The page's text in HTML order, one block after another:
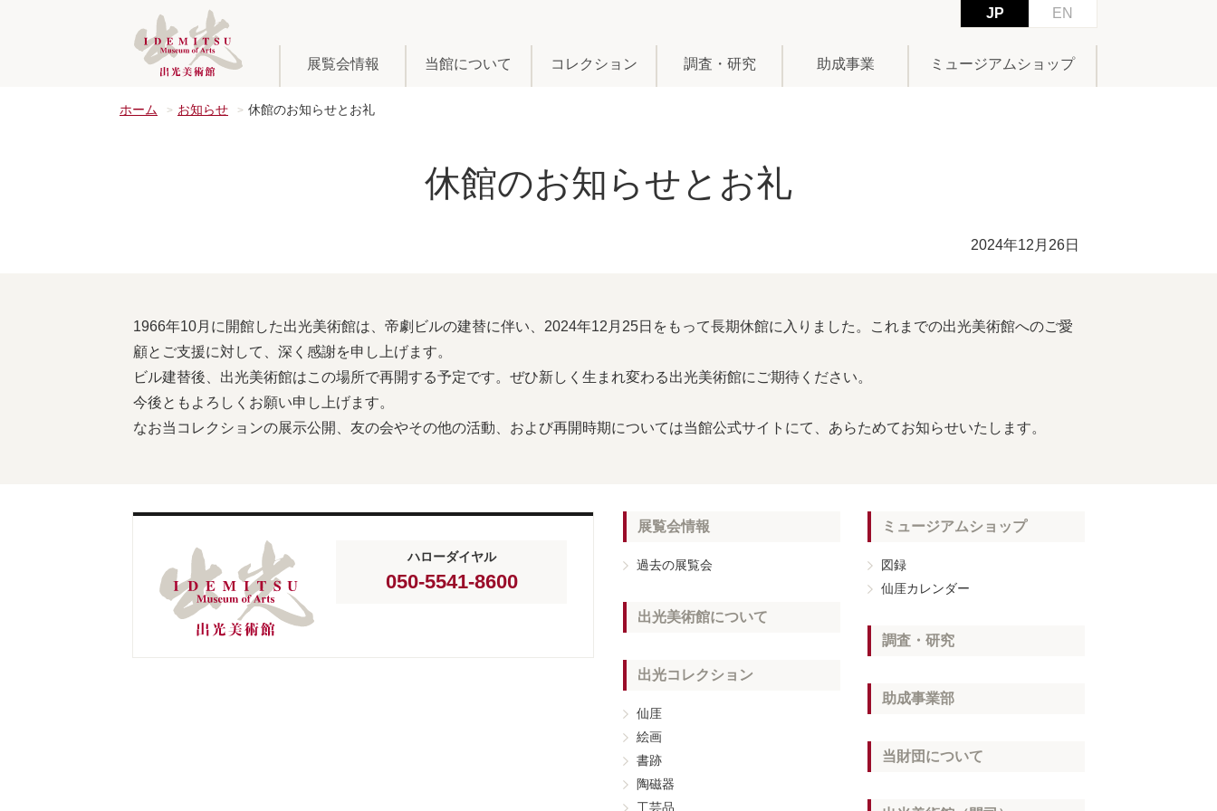
JP EN
展覧会情報 当館について コレクション 調査・研究 助成事業 ミュージアムショップ
ホーム お知らせ 休館のお知らせとお礼
休館のお知らせとお礼
2024年12月26日
1966年10月に開館した出光美術館は、帝劇ビルの建替に伴い、2024年12月25日をもって長期休館に入りました。これまでの出光美術館へのご愛
顧とご支援に対して、深く感謝を申し上げます。
ビル建替後、出光美術館はこの場所で再開する予定です。ぜひ新しく生まれ変わる出光美術館にご期待ください。
今後ともよろしくお願い申し上げます。
なお当コレクションの展示公開、友の会やその他の活動、および再開時期については当館公式サイトにて、あらためてお知らせいたします。
展覧会情報
過去の展覧会
出光美術館について
出光コレクション
仙厓
絵画
書跡
陶磁器
工芸品
ミュージアムショップ
図録
仙厓カレンダー
調査・研究
助成事業部
当財団について
ハローダイヤル
050-5541-8600